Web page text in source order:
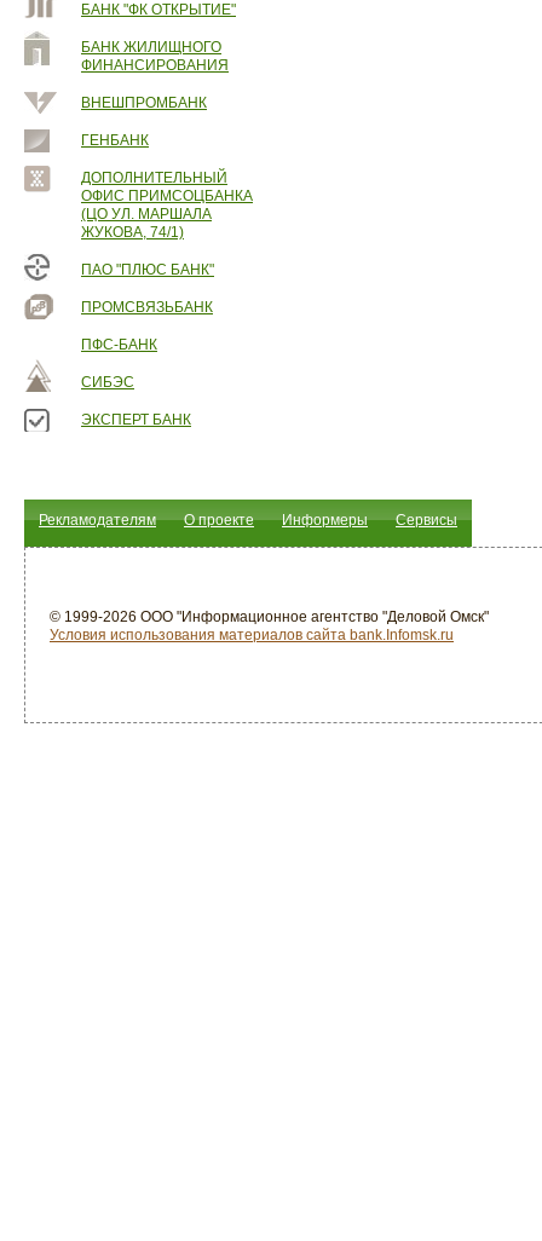
БАНК "ФК ОТКРЫТИЕ"
БАНК ЖИЛИЩНОГО
ФИНАНСИРОВАНИЯ
ВНЕШПРОМБАНК
ГЕНБАНК
ДОПОЛНИТЕЛЬНЫЙ
ОФИС ПРИМСОЦБАНКА
(ЦО УЛ. МАРШАЛА
ЖУКОВА, 74/1)
ПАО "ПЛЮС БАНК"
ПРОМСВЯЗЬБАНК
ПФС-БАНК
СИБЭС
ЭКСПЕРТ БАНК
Рекламодателям О проекте Информеры Сервисы
© 1999-2026 ООО "Информационное агентство "Деловой Омск"
Условия использования материалов сайта bank.Infomsk.ru